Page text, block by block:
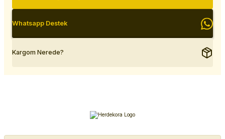
Whatsapp Destek
Kargom Nerede?